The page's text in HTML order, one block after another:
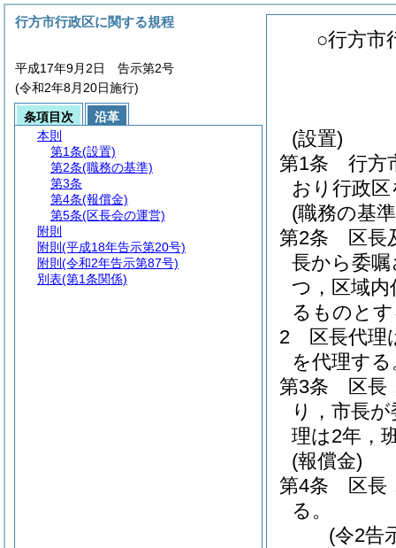
○行方市
(設置)
第1条
行方
おり行政
(職務の基
第2条
区長
長から委
つ，区域
るものと
2
区長代
を代理する
第3条
区長
り，市長
理は2年，
(報償金)
第4条
区長
る。
(令2告
行方市行政区に関する規程
平成17年9月2日 告示第2号
(令和2年8月20日施行)
条項目次
沿革
本則
第1条(設置)
第2条(職務の基準)
第3条
第4条(報償金)
第5条(区長会の運営)
附則
附則 (平成18年告示第20号)
附則 (令和2年告示第87号)
別表(第1条関係)